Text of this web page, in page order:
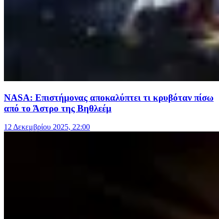
NASA: Επιστήμονας αποκαλύπτει τι κρυβόταν πίσω
από το Άστρο της Βηθλεέμ
12 Δεκεμβρίου 2025, 22:00